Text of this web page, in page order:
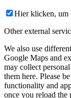
Hier klicken, um
Other external
We also use
Google Maps and
may collect
them here. Please
functionality and
once you reload the